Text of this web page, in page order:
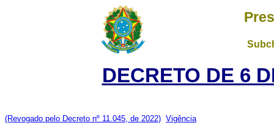
DECRETO DE 6
(Revogado pelo Decreto nº 11.045, de 2022) Vigência